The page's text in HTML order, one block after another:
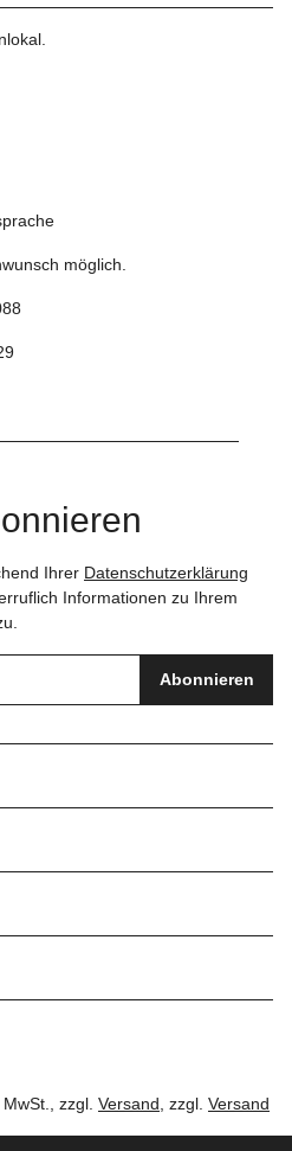
möglich.
Ihrer Datenschutzerklärung
Informationen zu Ihrem
Abonnieren
zzgl. Versand , zzgl. Versand